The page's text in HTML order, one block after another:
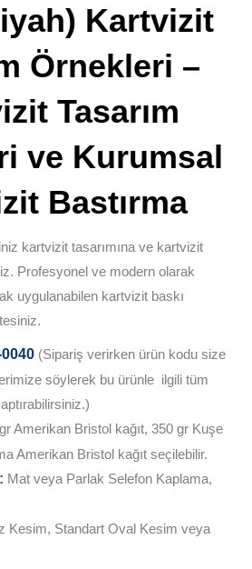
Kartvizit
Örnekleri –
Tasarım
ve Kurumsal
Bastırma
kartvizit tasarımına ve kartvizit
Profesyonel ve modern olarak
uygulanabilen kartvizit baskı
(Sipariş verirken ürün kodu size
söylerek bu ürünle ilgili tüm
Amerikan Bristol kağıt, 350 gr Kuşe
Amerikan Bristol kağıt seçilebilir.
Mat veya Parlak Selefon Kaplama,
Kesim, Standart Oval Kesim veya